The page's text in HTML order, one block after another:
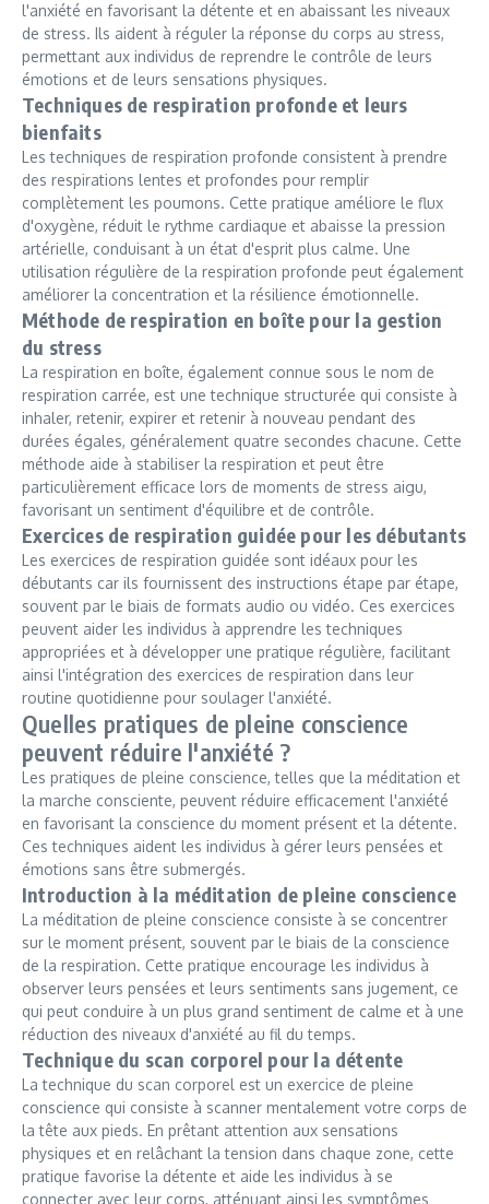
l'anxiété en favorisant la détente et en abaissant les niveaux
de stress. Ils aident à réguler la réponse du corps au stress,
permettant aux individus de reprendre le contrôle de leurs
émotions et de leurs sensations physiques.
Techniques de respiration profonde et leurs
bienfaits
Les techniques de respiration profonde consistent à prendre
des respirations lentes et profondes pour remplir
complètement les poumons. Cette pratique améliore le flux
d'oxygène, réduit le rythme cardiaque et abaisse la pression
artérielle, conduisant à un état d'esprit plus calme. Une
utilisation régulière de la respiration profonde peut également
améliorer la concentration et la résilience émotionnelle.
Méthode de respiration en boîte pour la gestion
du stress
La respiration en boîte, également connue sous le nom de
respiration carrée, est une technique structurée qui consiste à
inhaler, retenir, expirer et retenir à nouveau pendant des
durées égales, généralement quatre secondes chacune. Cette
méthode aide à stabiliser la respiration et peut être
particulièrement efficace lors de moments de stress aigu,
favorisant un sentiment d'équilibre et de contrôle.
Exercices de respiration guidée pour les débutants
Les exercices de respiration guidée sont idéaux pour les
débutants car ils fournissent des instructions étape par étape,
souvent par le biais de formats audio ou vidéo. Ces exercices
peuvent aider les individus à apprendre les techniques
appropriées et à développer une pratique régulière, facilitant
ainsi l'intégration des exercices de respiration dans leur
routine quotidienne pour soulager l'anxiété.
Quelles pratiques de pleine conscience
peuvent réduire l'anxiété ?
Les pratiques de pleine conscience, telles que la méditation et
la marche consciente, peuvent réduire efficacement l'anxiété
en favorisant la conscience du moment présent et la détente.
Ces techniques aident les individus à gérer leurs pensées et
émotions sans être submergés.
Introduction à la méditation de pleine conscience
La méditation de pleine conscience consiste à se concentrer
sur le moment présent, souvent par le biais de la conscience
de la respiration. Cette pratique encourage les individus à
observer leurs pensées et leurs sentiments sans jugement, ce
qui peut conduire à un plus grand sentiment de calme et à une
réduction des niveaux d'anxiété au fil du temps.
Technique du scan corporel pour la détente
La technique du scan corporel est un exercice de pleine
conscience qui consiste à scanner mentalement votre corps de
la tête aux pieds. En prêtant attention aux sensations
physiques et en relâchant la tension dans chaque zone, cette
pratique favorise la détente et aide les individus à se
connecter avec leur corps, atténuant ainsi les symptômes